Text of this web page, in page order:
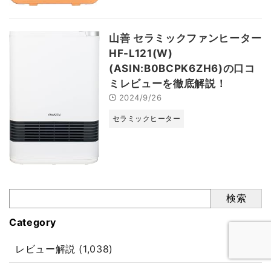
山善 セラミックファンヒーター
HF-L121(W)
(ASIN:B0BCPK6ZH6)の口コ
ミレビューを徹底解説！
2024/9/26
セラミックヒーター
検索
Category
レビュー解説 (1,038)